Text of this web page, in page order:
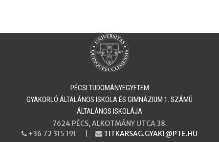
PÉCSI TUDOMÁNYEGYETEM
​​​​​​​GYAKORLÓ ÁLTALÁNOS ISKOLA ÉS GIMNÁZIUM 1. SZÁMÚ
ÁLTALÁNOS ISKOLÁJA
7624 PÉCS, ALKOTMÁNY UTCA 38.
PHONE
+36 72 315 191 | EMAIL
TITKARSAG.GYAK1@PTE.HU